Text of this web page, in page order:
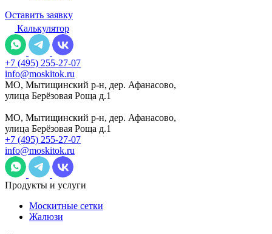
Оставить заявку
Калькулятор
+7 (495) 255-27-07
info@moskitok.ru
МО, Мытищинский р-н, дер. Афанасово,
улица Берёзовая Роща д.1
МО, Мытищинский р-н, дер. Афанасово,
улица Берёзовая Роща д.1
+7 (495) 255-27-07
info@moskitok.ru
Продукты и услуги
Москитные сетки
Жалюзи